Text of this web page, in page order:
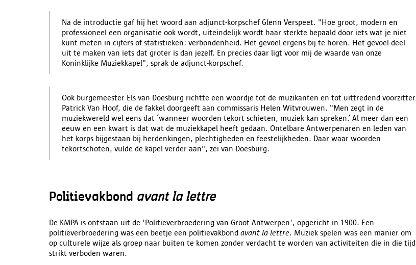
Na de introductie gaf hij het woord aan adjunct-korpschef Glenn Verspeet. "Hoe groot, modern en
professioneel een organisatie ook wordt, uiteindelijk wordt haar sterkte bepaald door iets wat je niet
kunt meten in cijfers of statistieken: verbondenheid. Het gevoel ergens bij te horen. Het gevoel deel
uit te maken van iets dat groter is dan jezelf. En precies daar ligt voor mij de waarde van onze
Koninklijke Muziekkapel", sprak de adjunct-korpschef.
Ook burgemeester Els van Doesburg richtte een woordje tot de muzikanten en tot uittredend voorzitter
Patrick Van Hoof, die de fakkel doorgeeft aan commissaris Helen Witvrouwen. "Men zegt in de
muziekwereld wel eens dat ‘wanneer woorden tekort schieten, muziek kan spreken.’ Al meer dan een
eeuw en een kwart is dat wat de muziekkapel heeft gedaan. Ontelbare Antwerpenaren en leden van
het korps bijgestaan bij herdenkingen, plechtigheden en feestelijkheden. Daar waar woorden
tekortschoten, vulde de kapel verder aan", zei van Doesburg.
Politievakbond avant la lettre
De KMPA is ontstaan uit de 'Politieverbroedering van Groot Antwerpen', opgericht in 1900. Een
politieverbroedering was een beetje een politievakbond avant la lettre. Muziek spelen was een manier om
op culturele wijze als groep naar buiten te komen zonder verdacht te worden van activiteiten die in die tijd
strikt verboden waren.